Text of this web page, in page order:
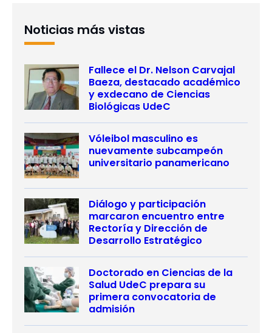
Noticias más vistas
Fallece el Dr. Nelson Carvajal
Baeza, destacado académico
y exdecano de Ciencias
Biológicas UdeC
Vóleibol masculino es
nuevamente subcampeón
universitario panamericano
Diálogo y participación
marcaron encuentro entre
Rectoría y Dirección de
Desarrollo Estratégico
Doctorado en Ciencias de la
Salud UdeC prepara su
primera convocatoria de
admisión